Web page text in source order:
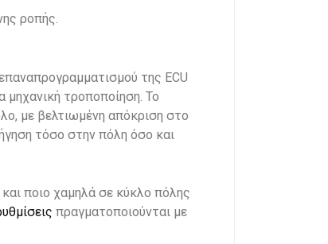
ροπής.
της ECU
μηχανική τροποποίηση. Το
με βελτιωμένη απόκριση στο
τόσο στην πόλη όσο και
ποιο χαμηλά σε κύκλο πόλης
πραγματοποιούνται με